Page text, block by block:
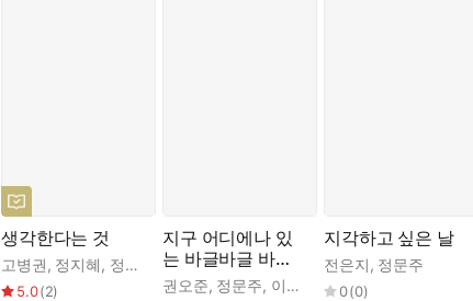
생각한다는 것
고병권, 정지혜, 정문주
5.0(2)
지구 어디에나 있
는 바글바글 바이
러스
권오준, 정문주, 이재갑
지각하고 싶은 날
전은지, 정문주
0(0)